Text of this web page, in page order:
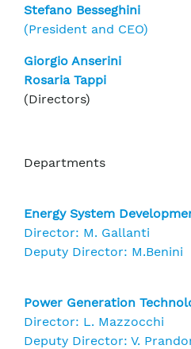
Stefano Besseghini
(President and CEO)
Giorgio Anserini
Rosaria Tappi
(Directors)
Departments
Energy System
Director: M. Gallanti
Deputy Director: M.Benini
Power Generation
Director: L. Mazzocchi
Deputy Director: V.